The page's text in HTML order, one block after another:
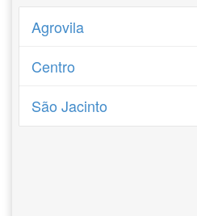
Agrovila
Centro
São Jacinto